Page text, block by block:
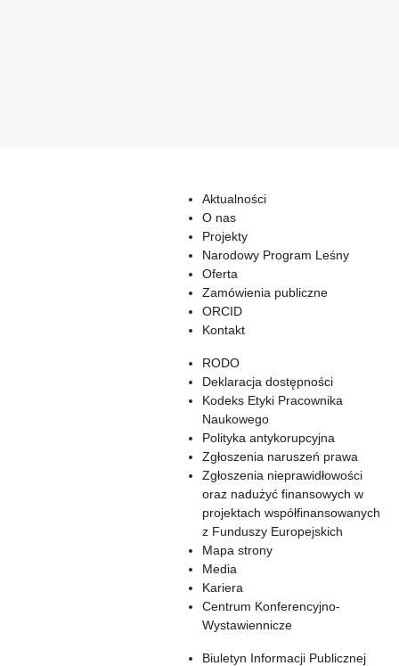
Aktualności
O nas
Projekty
Narodowy Program Leśny
Oferta
Zamówienia publiczne
ORCID
Kontakt
RODO
Deklaracja dostępności
Kodeks Etyki Pracownika
Naukowego
Polityka antykorupcyjna
Zgłoszenia naruszeń prawa
Zgłoszenia nieprawidłowości
oraz nadużyć finansowych w
projektach współfinansowanych
z Funduszy Europejskich
Mapa strony
Media
Kariera
Centrum Konferencyjno-
Wystawiennicze
Biuletyn Informacji Publicznej